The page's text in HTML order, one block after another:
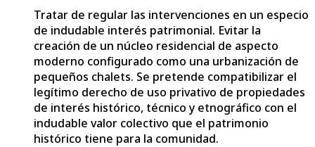
Tratar de regular las intervenciones en un especio
de indudable interés patrimonial. Evitar la
creación de un núcleo residencial de aspecto
moderno configurado como una urbanización de
pequeños chalets. Se pretende compatibilizar el
legítimo derecho de uso privativo de propiedades
de interés histórico, técnico y etnográfico con el
indudable valor colectivo que el patrimonio
histórico tiene para la comunidad.